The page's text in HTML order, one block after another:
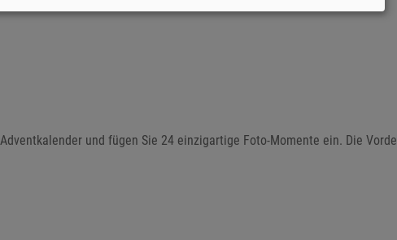
und fügen Sie 24 einzigartige Foto-Momente ein. Die